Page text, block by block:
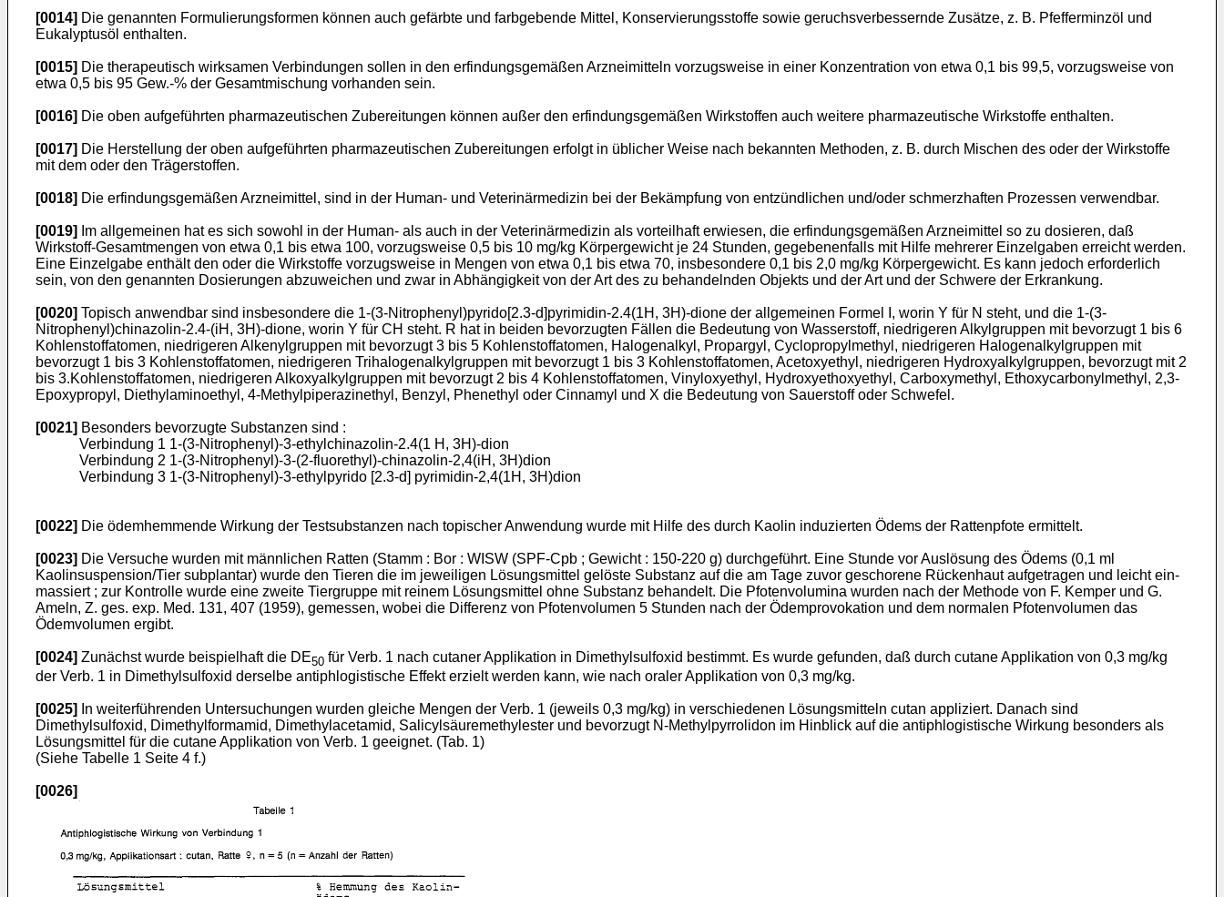
[0014] Die genannten Formulierungsformen können auch gefärbte und farbgebende Mittel, Konservierungsstoffe sowie geruchsverbessernde Zusätze, z. B. Pfefferminzöl und
Eukalyptusöl enthalten.
[0015] Die therapeutisch wirksamen Verbindungen sollen in den erfindungsgemäßen Arzneimitteln vorzugsweise in einer Konzentration von etwa 0,1 bis 99,5, vorzugsweise von
etwa 0,5 bis 95 Gew.-% der Gesamtmischung vorhanden sein.
[0016] Die oben aufgeführten pharmazeutischen Zubereitungen können außer den erfindungsgemäßen Wirkstoffen auch weitere pharmazeutische Wirkstoffe enthalten.
[0017] Die Herstellung der oben aufgeführten pharmazeutischen Zubereitungen erfolgt in üblicher Weise nach bekannten Methoden, z. B. durch Mischen des oder der Wirkstoffe
mit dem oder den Trägerstoffen.
[0018] Die erfindungsgemäßen Arzneimittel, sind in der Human- und Veterinärmedizin bei der Bekämpfung von entzündlichen und/oder schmerzhaften Prozessen verwendbar.
[0019]
Im allgemeinen hat es sich sowohl in der Human- als auch in der Veterinärmedizin als vorteilhaft erwiesen, die erfindungsgemäßen Arzneimittel so zu dosieren, daß
Wirkstoff-Gesamtmengen von etwa 0,1 bis etwa 100, vorzugsweise 0,5 bis 10 mg/kg Körpergewicht je 24 Stunden, gegebenenfalls mit Hilfe mehrerer Einzelgaben erreicht werden.
Eine Einzelgabe enthält den oder die Wirkstoffe vorzugsweise in Mengen von etwa 0,1 bis etwa 70, insbesondere 0,1 bis 2,0 mg/kg Körpergewicht. Es kann jedoch erforderlich
sein, von den genannten Dosierungen abzuweichen und zwar in Abhängigkeit von der Art des zu behandelnden Objekts und der Art und der Schwere der Erkrankung.
[0020] Topisch anwendbar sind insbesondere die 1-(3-Nitrophenyl)pyrido[2.3-d]pyrimidin-2.4(1H, 3H)-dione der allgemeinen Formel I, worin Y für N steht, und die 1-(3-
Nitrophenyl)chinazolin-2.4-(iH, 3H)-dione, worin Y für CH steht. R hat in beiden bevorzugten Fällen die Bedeutung von Wasserstoff, niedrigeren Alkylgruppen mit bevorzugt 1 bis 6
Kohlenstoffatomen, niedrigeren Alkenylgruppen mit bevorzugt 3 bis 5 Kohlenstoffatomen, Halogenalkyl, Propargyl, Cyclopropylmethyl, niedrigeren Halogenalkylgruppen mit
bevorzugt 1 bis 3 Kohlenstoffatomen, niedrigeren Trihalogenalkylgruppen mit bevorzugt 1 bis 3 Kohlenstoffatomen, Acetoxyethyl, niedrigeren Hydroxyalkylgruppen, bevorzugt mit 2
bis 3.Kohlenstoffatomen, niedrigeren Alkoxyalkylgruppen mit bevorzugt 2 bis 4 Kohlenstoffatomen, Vinyloxyethyl, Hydroxyethoxyethyl, Carboxymethyl, Ethoxycarbonylmethyl, 2,3-
Epoxypropyl, Diethylaminoethyl, 4-Methylpiperazinethyl, Benzyl, Phenethyl oder Cinnamyl und X die Bedeutung von Sauerstoff oder Schwefel.
[0021] Besonders bevorzugte Substanzen sind :
Verbindung 1 1-(3-Nitrophenyl)-3-ethylchinazolin-2.4(1 H, 3H)-dion
Verbindung 2 1-(3-Nitrophenyl)-3-(2-fluorethyl)-chinazolin-2,4(iH, 3H)dion
Verbindung 3 1-(3-Nitrophenyl)-3-ethylpyrido [2.3-d] pyrimidin-2,4(1H, 3H)dion
[0022] Die ödemhemmende Wirkung der Testsubstanzen nach topischer Anwendung wurde mit Hilfe des durch Kaolin induzierten Ödems der Rattenpfote ermittelt.
[0023] Die Versuche wurden mit männlichen Ratten (Stamm : Bor : WISW (SPF-Cpb ; Gewicht : 150-220 g) durchgeführt. Eine Stunde vor Auslösung des Ödems (0,1 ml
Kaolinsuspension/Tier subplantar) wurde den Tieren die im jeweiligen Lösungsmittel gelöste Substanz auf die am Tage zuvor geschorene Rückenhaut aufgetragen und leicht ein-
massiert ; zur Kontrolle wurde eine zweite Tiergruppe mit reinem Lösungsmittel ohne Substanz behandelt. Die Pfotenvolumina wurden nach der Methode von F. Kemper und G.
Ameln, Z. ges. exp. Med. 131, 407 (1959), gemessen, wobei die Differenz von Pfotenvolumen 5 Stunden nach der Ödemprovokation und dem normalen Pfotenvolumen das
Ödemvolumen ergibt.
[0024] Zunächst wurde beispielhaft die DE50 für Verb. 1 nach cutaner Applikation in Dimethylsulfoxid bestimmt. Es wurde gefunden, daß durch cutane Applikation von 0,3 mg/kg
der Verb. 1 in Dimethylsulfoxid derselbe antiphlogistische Effekt erzielt werden kann, wie nach oraler Applikation von 0,3 mg/kg.
[0025]
In weiterführenden Untersuchungen wurden gleiche Mengen der Verb. 1 (jeweils 0,3 mg/kg) in verschiedenen Lösungsmitteln cutan appliziert. Danach sind
Dimethylsulfoxid, Dimethylformamid, Dimethylacetamid, Salicylsäuremethylester und bevorzugt N-Methylpyrrolidon im Hinblick auf die antiphlogistische Wirkung besonders als
Lösungsmittel für die cutane Applikation von Verb. 1 geeignet. (Tab. 1)
(Siehe Tabelle 1 Seite 4 f.)
[0026]